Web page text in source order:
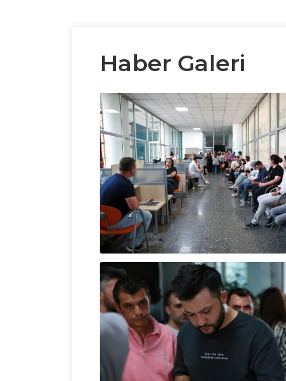
Haber Galeri